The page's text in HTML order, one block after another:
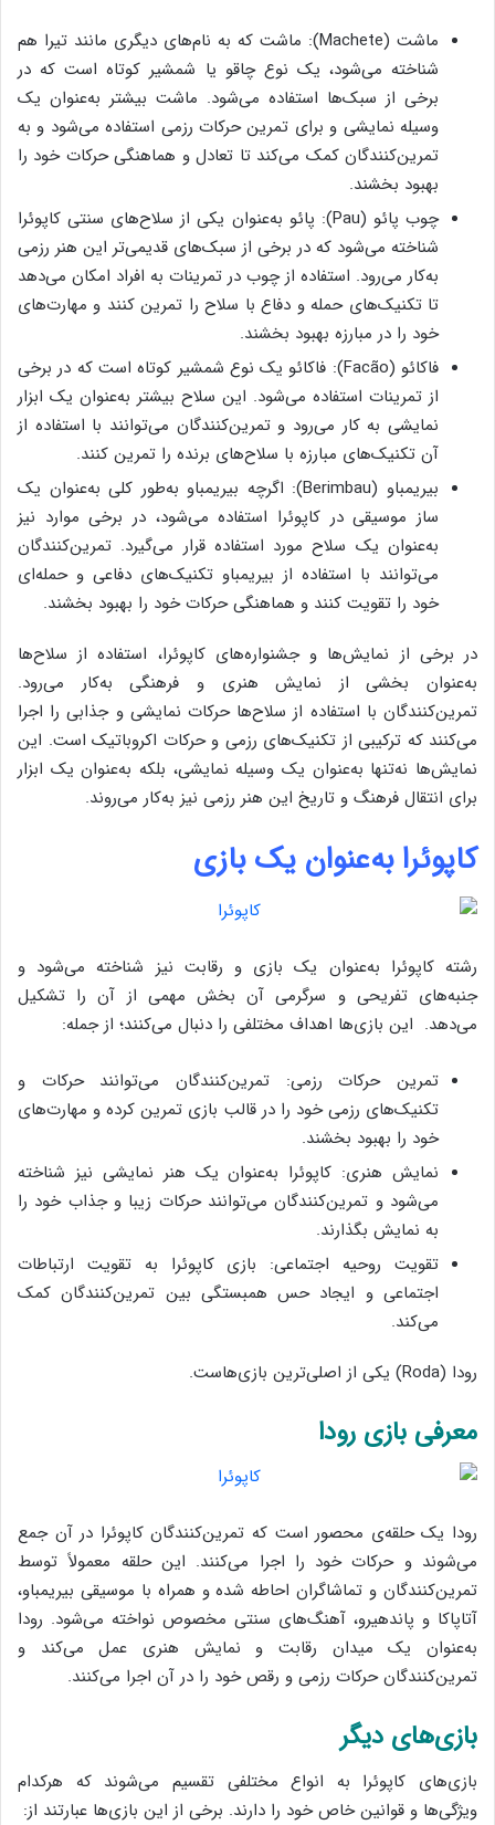
ماشت (Machete): ماشت که به نام‌های دیگری مانند تیرا هم
شناخته می‌شود، یک نوع چاقو یا شمشیر کوتاه است که در
برخی از سبک‌ها استفاده می‌شود. ماشت بیشتر به‌عنوان یک
وسیله نمایشی و برای تمرین حرکات رزمی استفاده می‌شود و به
تمرین‌کنندگان کمک می‌کند تا تعادل و هماهنگی حرکات خود را
بهبود بخشند.
چوب پائو (Pau): پائو به‌عنوان یکی از سلاح‌های سنتی کاپوئرا
شناخته می‌شود که در برخی از سبک‌های قدیمی‌تر این هنر رزمی
به‌کار می‌رود. استفاده از چوب در تمرینات به افراد امکان می‌دهد
تا تکنیک‌های حمله و دفاع با سلاح را تمرین کنند و مهارت‌های
خود را در مبارزه بهبود بخشند.
فاکائو (Facão): فاکائو یک نوع شمشیر کوتاه است که در برخی
از تمرینات استفاده می‌شود. این سلاح بیشتر به‌عنوان یک ابزار
نمایشی به کار می‌رود و تمرین‌کنندگان می‌توانند با استفاده از
آن تکنیک‌های مبارزه با سلاح‌های برنده را تمرین کنند.
بیریمباو (Berimbau): اگرچه بیریمباو به‌طور کلی به‌عنوان یک
ساز موسیقی در کاپوئرا استفاده می‌شود، در برخی موارد نیز
به‌عنوان یک سلاح مورد استفاده قرار می‌گیرد. تمرین‌کنندگان
می‌توانند با استفاده از بیریمباو تکنیک‌های دفاعی و حمله‌ای
خود را تقویت کنند و هماهنگی حرکات خود را بهبود بخشند.
در برخی از نمایش‌ها و جشنواره‌های کاپوئرا، استفاده از سلاح‌ها
به‌عنوان بخشی از نمایش هنری و فرهنگی به‌کار می‌رود.
تمرین‌کنندگان با استفاده از سلاح‌ها حرکات نمایشی و جذابی را اجرا
می‌کنند که ترکیبی از تکنیک‌های رزمی و حرکات اکروباتیک است. این
نمایش‌ها نه‌تنها به‌عنوان یک وسیله نمایشی، بلکه به‌عنوان یک ابزار
برای انتقال فرهنگ و تاریخ این هنر رزمی نیز به‌کار می‌روند.
کاپوئرا به‌عنوان یک بازی
رشته کاپوئرا به‌عنوان یک بازی و رقابت نیز شناخته می‌شود و
جنبه‌های تفریحی و سرگرمی آن بخش مهمی از آن را تشکیل
می‌دهد. این بازی‌ها اهداف مختلفی را دنبال می‌کنند؛ از جمله:
تمرین حرکات رزمی: تمرین‌کنندگان می‌توانند حرکات و
تکنیک‌های رزمی خود را در قالب بازی تمرین کرده و مهارت‌های
خود را بهبود بخشند.
نمایش هنری: کاپوئرا به‌عنوان یک هنر نمایشی نیز شناخته
می‌شود و تمرین‌کنندگان می‌توانند حرکات زیبا و جذاب خود را
به نمایش بگذارند.
تقویت روحیه اجتماعی: بازی کاپوئرا به تقویت ارتباطات
اجتماعی و ایجاد حس همبستگی بین تمرین‌کنندگان کمک
می‌کند.
رودا (Roda) یکی از اصلی‌ترین بازی‌هاست.
معرفی بازی رودا
رودا یک حلقه‌ی محصور است که تمرین‌کنندگان کاپوئرا در آن جمع
می‌شوند و حرکات خود را اجرا می‌کنند. این حلقه معمولاً توسط
تمرین‌کنندگان و تماشاگران احاطه شده و همراه با موسیقی بیریمباو،
آتاپاکا و پاندهیرو، آهنگ‌های سنتی مخصوص نواخته می‌شود. رودا
به‌عنوان یک میدان رقابت و نمایش هنری عمل می‌کند و
تمرین‌کنندگان حرکات رزمی و رقص خود را در آن اجرا می‌کنند.
بازی‌های دیگر
بازی‌های کاپوئرا به انواع مختلفی تقسیم می‌شوند که هرکدام
ویژگی‌ها و قوانین خاص خود را دارند. برخی از این بازی‌ها عبارتند از: